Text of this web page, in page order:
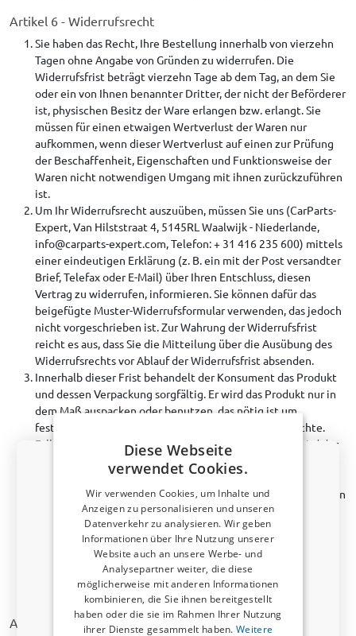
Artikel 6 - Widerrufsrecht
Sie haben das Recht, Ihre Bestellung innerhalb von vierzehn
Tagen ohne Angabe von Gründen zu widerrufen. Die
Widerrufsfrist beträgt vierzehn Tage ab dem Tag, an dem Sie
oder ein von Ihnen benannter Dritter, der nicht der Beförderer
ist, physischen Besitz der Ware erlangen bzw. erlangt. Sie
müssen für einen etwaigen Wertverlust der Waren nur
aufkommen, wenn dieser Wertverlust auf einen zur Prüfung
der Beschaffenheit, Eigenschaften und Funktionsweise der
Waren nicht notwendigen Umgang mit ihnen zurückzuführen
ist.
Um Ihr Widerrufsrecht auszuüben, müssen Sie uns (CarParts-
Expert, Van Hilststraat 4, 5145RL Waalwijk - Niederlande,
info@carparts-expert.com, Telefon: + 31 416 235 600) mittels
einer eindeutigen Erklärung (z. B. ein mit der Post versandter
Brief, Telefax oder E-Mail) über Ihren Entschluss, diesen
Vertrag zu widerrufen, informieren. Sie können dafür das
beigefügte Muster-Widerrufsformular verwenden, das jedoch
nicht vorgeschrieben ist. Zur Wahrung der Widerrufsfrist
reicht es aus, dass Sie die Mitteilung über die Ausübung des
Widerrufsrechts vor Ablauf der Widerrufsfrist absenden.
Innerhalb dieser Frist behandelt der Konsument das Produkt
und dessen Verpackung sorgfältig. Er wird das Produkt nur in
dem Maß auspacken oder benutzen, das nötig ist um
feststellen zu können ob er das Produkt behalten möchte.
Falls er von seinem Widerrufsrecht Gebrauch macht, wird der
das Produkt mit allem dazu gehörenden Zubehör und – wenn
gerechterweise möglich – im Originalzustand und der
Originalverpackung an den Unternehmer zurück schicken, den
vom Unternehmer angegebenen gerechterweise und
deutlichen Anweisungen zufolge.
Das Widerrufsrecht gilt nur für Kunden innerhalb der
Europäischen Union.
Gewerbliche Kunden (B2B) sind vom Widerrufsrecht
ausgeschlossen.
Artikel 7 – Kosten im Falle einer Widerrufung
Melden Sie sich jetzt für unseren Newsletter an und
profitieren Sie. Ihr Rabatt ist 3 Tage gültig.
Rabattcode von 5 % erhalten?
E-mail-Adresse
Diese Webseite
verwendet Cookies.
Wir verwenden Cookies, um Inhalte und
Anzeigen zu personalisieren und unseren
Datenverkehr zu analysieren. Wir geben
Informationen über Ihre Nutzung unserer
Website auch an unsere Werbe- und
Analysepartner weiter, die diese
möglicherweise mit anderen Informationen
kombinieren, die Sie ihnen bereitgestellt
haben oder die sie im Rahmen Ihrer Nutzung
ihrer Dienste gesammelt haben. Weitere